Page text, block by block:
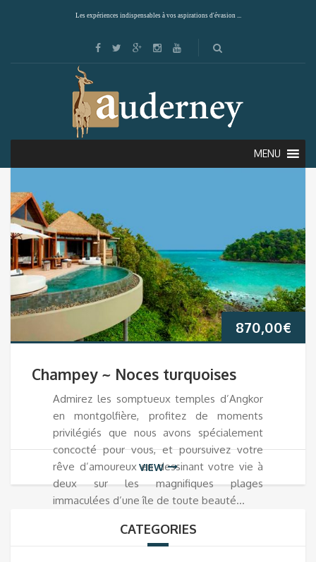
Les expériences indispensables à vos aspirations d'évasion ...
MENU
Showing the single result
Default sorting
870,00€
Champey ~ Noces turquoises
Admirez les somptueux temples d’Angkor
en montgolfière, profitez de moments
privilégiés que nous avons spécialement
concocté pour vous, et poursuivez votre
rêve d’amoureux en dessinant votre vie à
deux sur les magnifiques plages
immaculées d’une île de toute beauté…
VIEW
CATEGORIES